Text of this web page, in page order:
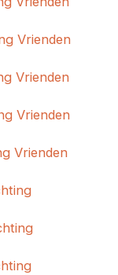
Vrienden
Vrienden
Vrienden
Vrienden